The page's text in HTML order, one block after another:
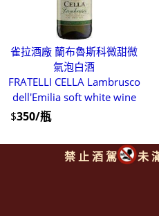
雀拉酒廠 蘭布魯斯科微甜微
氣泡白酒
FRATELLI CELLA Lambrusco
dell'Emilia soft white wine
$350/瓶
每頁
禁 止 酒 駕 未